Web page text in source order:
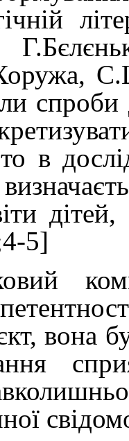
спроби
в
5]
вона